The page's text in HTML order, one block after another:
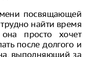
посвящающей
найти время
просто хочет
после долгого и
выполняющий за